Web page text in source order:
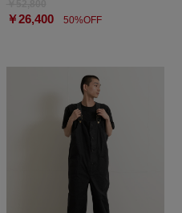
￥26,40050%OFF